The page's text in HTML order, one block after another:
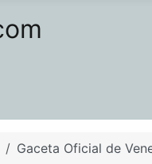
Gaceta Oficial de